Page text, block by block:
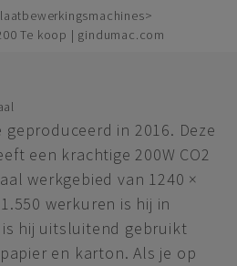
Te koop | gindumac.com
geproduceerd in 2016. Deze
een krachtige 200W CO2
werkgebied van 1240 ×
werkuren is hij in
hij uitsluitend gebruikt
en karton. Als je op